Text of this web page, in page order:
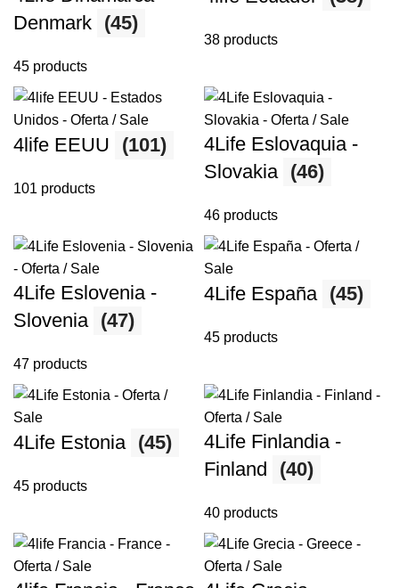
Denmark (45)
45 products
38 products
4life EEUU (101)
101 products
4Life Eslovaquia -
Slovakia (46)
46 products
4Life Eslovenia -
Slovenia (47)
47 products
4Life España (45)
45 products
4Life Estonia (45)
45 products
4Life Finlandia -
Finland
(40)
40 products